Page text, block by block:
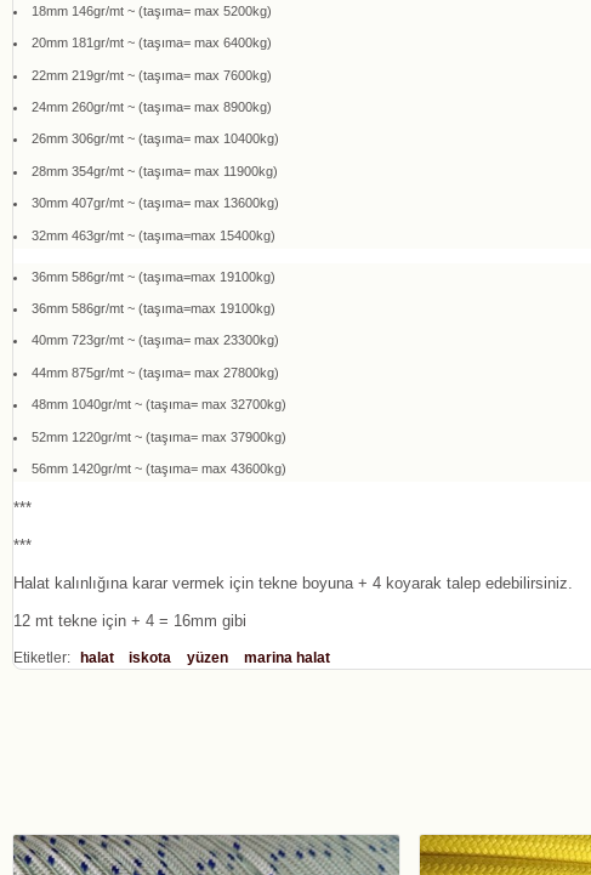
18mm 146gr/mt ~ (taşıma= max 5200kg)
20mm 181gr/mt ~ (taşıma= max 6400kg)
22mm 219gr/mt ~ (taşıma= max 7600kg)
24mm 260gr/mt ~ (taşıma= max 8900kg)
26mm 306gr/mt ~ (taşıma= max 10400kg)
28mm 354gr/mt ~ (taşıma= max 11900kg)
30mm 407gr/mt ~ (taşıma= max 13600kg)
32mm 463gr/mt ~ (taşıma=max 15400kg)
36mm 586gr/mt ~ (taşıma=max 19100kg)
36mm 586gr/mt ~ (taşıma=max 19100kg)
40mm 723gr/mt ~ (taşıma= max 23300kg)
44mm 875gr/mt ~ (taşıma= max 27800kg)
48mm 1040gr/mt ~ (taşıma= max 32700kg)
52mm 1220gr/mt ~ (taşıma= max 37900kg)
56mm 1420gr/mt ~ (taşıma= max 43600kg)
***
***
Halat kalınlığına karar vermek için tekne boyuna + 4 koyarak talep edebilirsiniz.
12 mt tekne için + 4 = 16mm gibi
Etiketler: halat iskota yüzen marina halat